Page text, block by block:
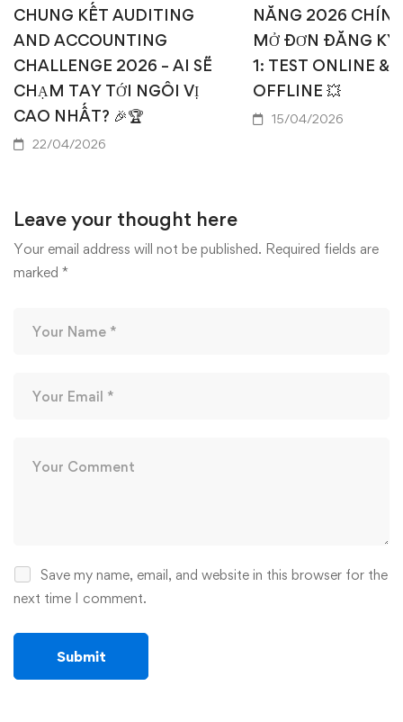
CHUNG KẾT AUDITING
AND ACCOUNTING
CHALLENGE 2026 – AI SẼ
CHẠM TAY TỚI NGÔI VỊ
CAO NHẤT? 🎉🏆
22/04/2026
NĂNG 2026
MỞ ĐƠN ĐĂNG KÝ
1: TEST ONLINE &
OFFLINE 💥
15/04/2026
Leave your thought here
Your email address will not be published. Required fields are
marked *
Save my name, email, and website in this browser for the
next time I comment.